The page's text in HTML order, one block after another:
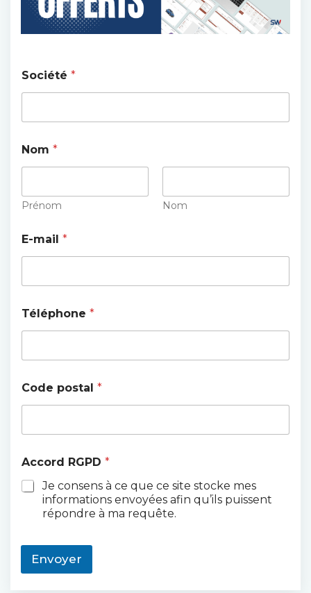
Société *
Nom *
Prénom Nom
E-mail *
Téléphone *
Code postal *
Accord RGPD *
Je consens à ce que ce site stocke mes
informations envoyées afin qu’ils puissent
répondre à ma requête.
Envoyer